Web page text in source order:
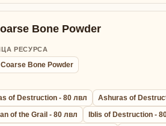
Bone Powder
РЕСУРСА
Bone Powder
of Destruction - 80 лвл
Ashuras of
of the Grail - 80 лвл
Iblis of Destruction -